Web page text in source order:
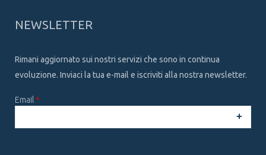
NEWSLETTER
Rimani aggiornato sui nostri servizi che sono in continua
evoluzione. Inviaci la tua e-mail e iscriviti alla nostra newsletter.
Email *